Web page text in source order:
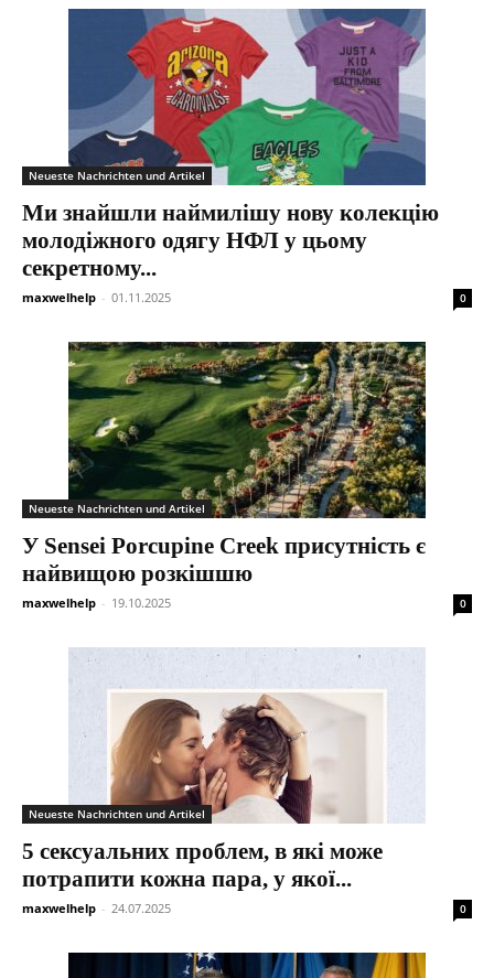
Neueste Nachrichten und Artikel
Ми знайшли наймилішу нову колекцію
молодіжного одягу НФЛ у цьому
секретному...
maxwelhelp - 01.11.2025 0
Neueste Nachrichten und Artikel
У Sensei Porcupine Creek присутність є
найвищою розкішшю
maxwelhelp - 19.10.2025 0
Neueste Nachrichten und Artikel
5 сексуальних проблем, в які може
потрапити кожна пара, у якої...
maxwelhelp - 24.07.2025 0